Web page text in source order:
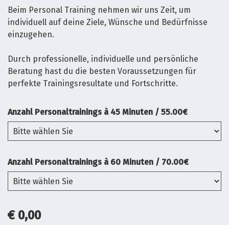
Beim Personal Training nehmen wir uns Zeit, um
individuell auf deine Ziele, Wünsche und Bedürfnisse
einzugehen.
Durch professionelle, individuelle und persönliche
Beratung hast du die besten Voraussetzungen für
perfekte Trainingsresultate und Fortschritte.
Anzahl Personaltrainings à 45 Minuten / 55.00€
Anzahl Personaltrainings à 60 Minuten / 70.00€
€ 0,00